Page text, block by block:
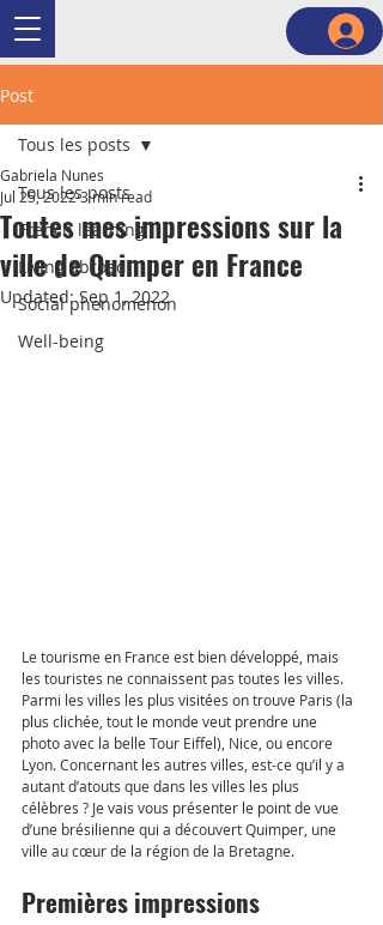
Post
Tous les posts
French learning
Living abroad
Social phenomenon
Well-being
Tous les posts
Toutes mes impressions sur la
ville de Quimper en France
Gabriela Nunes
Jul 25, 20223 min read
Updated:Sep 1, 2022
Le tourisme en France est bien développé, mais
les touristes ne connaissent pas toutes les villes.
Parmi les villes les plus visitées on trouve Paris (la
plus clichée, tout le monde veut prendre une
photo avec la belle Tour Eiffel), Nice, ou encore
Lyon. Concernant les autres villes, est-ce qu’il y a
autant d’atouts que dans les villes les plus
célèbres ? Je vais vous présenter le point de vue
d’une brésilienne qui a découvert Quimper, une
ville au cœur de la région de la Bretagne.
Premières impressions